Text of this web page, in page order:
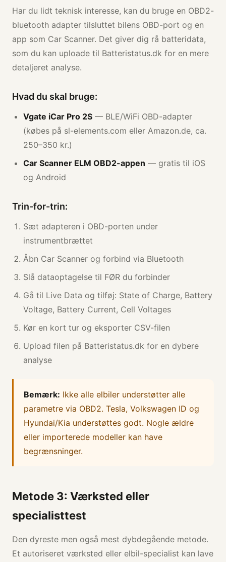
Har du lidt teknisk interesse, kan du bruge en OBD2-
bluetooth adapter tilsluttet bilens OBD-port og en
app som Car Scanner. Det giver dig rå batteridata,
som du kan uploade til Batteristatus.dk for en mere
detaljeret analyse.
Hvad du skal bruge:
Vgate iCar Pro 2S — BLE/WiFi OBD-adapter
(købes på sl-elements.com eller Amazon.de, ca.
250–350 kr.)
Car Scanner ELM OBD2-appen — gratis til iOS
og Android
Trin-for-trin:
Sæt adapteren i OBD-porten under
instrumentbrættet
Åbn Car Scanner og forbind via Bluetooth
Slå dataoptagelse til FØR du forbinder
Gå til Live Data og tilføj: State of Charge, Battery
Voltage, Battery Current, Cell Voltages
Kør en kort tur og eksporter CSV-filen
Upload filen på Batteristatus.dk for en dybere
analyse
Bemærk: Ikke alle elbiler understøtter alle
parametre via OBD2. Tesla, Volkswagen ID og
Hyundai/Kia understøttes godt. Nogle ældre
eller importerede modeller kan have
begrænsninger.
Metode 3: Værksted eller
specialisttest
Den dyreste men også mest dybdegående metode.
Et autoriseret værksted eller elbil-specialist kan lave